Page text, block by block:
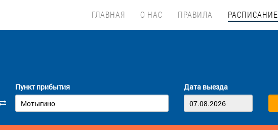
ГЛАВНАЯ О НАС ПРАВИЛА РАСПИСАНИЕ
Пункт прибытия Дата выезда